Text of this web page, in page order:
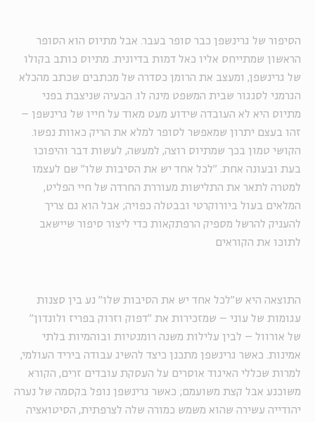
הסיפור של גרינשפן כבר סופר בעבר. אבל מתיוס הוא הסופר
הראשון שמתייחס אליו כאל דמות בדיונית. מתיוס כותב בקולו
של גרינשפן, ומעצב את הרומן כסדרה של מכתבים שכתב מהכלא
הגרמני לסנגור שבית המשפט מינה לו. הבעיה שניצבת בפני
מתיוס היא לא העובדה שידוע מעט מאוד על חייו של גרינשפן –
זהו בעצם יתרון שמאפשר לסופר למלא את הריק כאוות נפשו.
הקושי טמון בכך שמתיוס רוצה, למעשה, לעשות דבר והיפוכו
בעת ובעונה אחת. "לכל אחד יש את הסיבות שלו" שם לעצמו
למטרה לתאר את התלישות מעוררת החרדה של חיי הפליט,
המלאים בעול ביורוקרטי ובבטלה כפויה; אבל הוא גם צריך
להעניק להרשל מספיק הרפתקאות כדי ליצור סיפור שיישאב
לתוכו את הקוראים
התוצאה היא ש"לכל אחד יש את הסיבות שלו" נע בין סצנות
עגומות של עוני – שמזכירות את "דפוק וזרוק בפריז ולונדון"
של אורוול – לבין עלילות משנה רומנטיות ובוהמיות בלתי
אמינות. כאשר גרינשפן מתכנן כיצד להשיג עבודה ביריד העולמי,
למרות שכללי האיגוד אוסרים על העסקת עובדים זרים, הקורא
משוכנע אבל קצת משועמם; כאשר גרינשפן נופל בקסמה של נערה
יהודייה עשירה שהוא משמש כמורה שלה לצרפתית, הסיטואציה